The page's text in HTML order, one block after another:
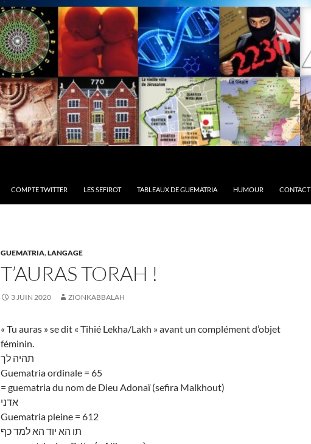
COMPTE TWITTER LES SEFIROT TABLEAUX DE GUEMATRIA HUMOUR CONTACT
GUEMATRIA,LANGAGE
T’AURAS TORAH !
3 JUIN 2020 ZIONKABBALAH
« Tu auras » se dit « Tihié Lekha/Lakh » avant un complément d’objet
féminin.
תהיה לך
Guematria ordinale = 65
= guematria du nom de Dieu Adonaï (sefira Malkhout)
אדני
Guematria pleine = 612
תו הא יוד הא למד כף